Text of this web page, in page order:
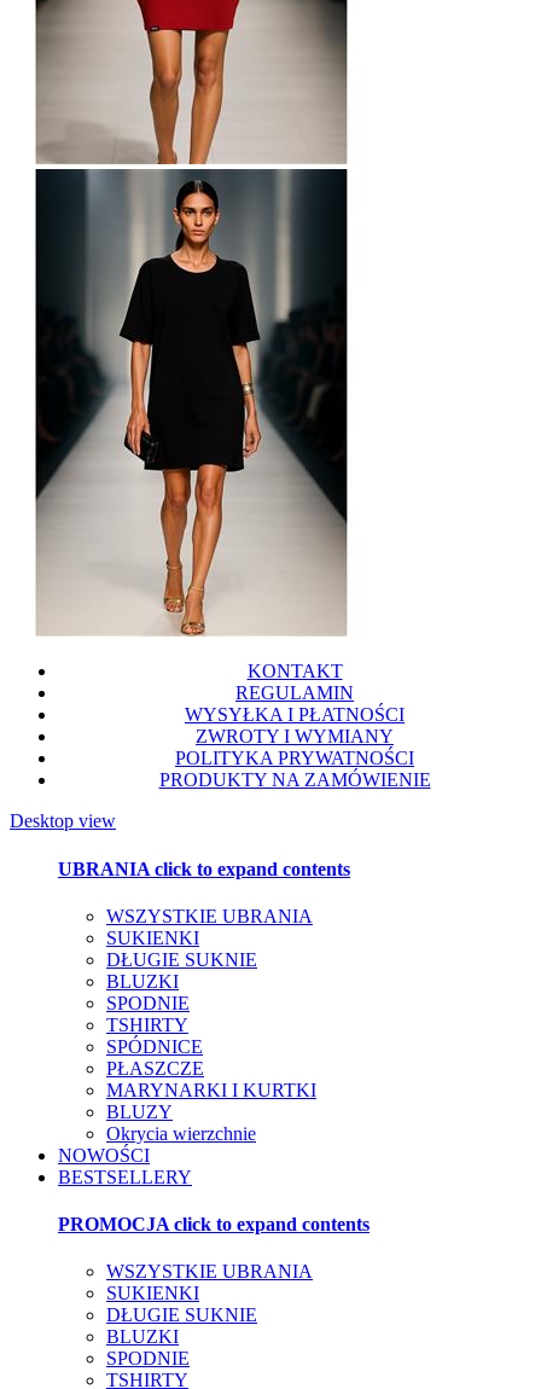
KONTAKT
REGULAMIN
WYSYŁKA I PŁATNOŚCI
ZWROTY I WYMIANY
POLITYKA PRYWATNOŚCI
PRODUKTY NA ZAMÓWIENIE
Desktop view
UBRANIA click to expand contents
WSZYSTKIE UBRANIA
SUKIENKI
DŁUGIE SUKNIE
BLUZKI
SPODNIE
TSHIRTY
SPÓDNICE
PŁASZCZE
MARYNARKI I KURTKI
BLUZY
Okrycia wierzchnie
NOWOŚCI
BESTSELLERY
PROMOCJA click to expand contents
WSZYSTKIE UBRANIA
SUKIENKI
DŁUGIE SUKNIE
BLUZKI
SPODNIE
TSHIRTY